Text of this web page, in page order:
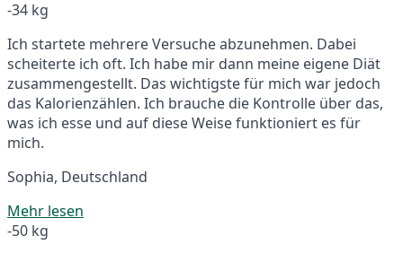
-34 kg
Ich startete mehrere Versuche abzunehmen. Dabei
scheiterte ich oft. Ich habe mir dann meine eigene Diät
zusammengestellt. Das wichtigste für mich war jedoch
das Kalorienzählen. Ich brauche die Kontrolle über das,
was ich esse und auf diese Weise funktioniert es für
mich.
Sophia, Deutschland
Mehr lesen
-50 kg